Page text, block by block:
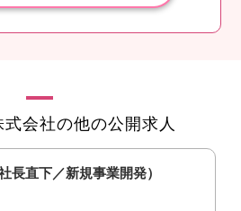
会社の他の公開求人
長直下／新規事業開発）